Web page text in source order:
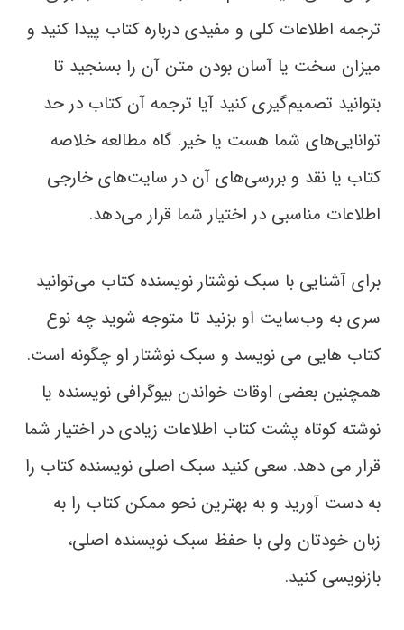
ترجمه اطلاعات کلی و مفیدی درباره کتاب پیدا کنید و
میزان سخت یا آسان بودن متن آن را بسنجید تا
بتوانید تصمیم‌گیری کنید آیا ترجمه آن کتاب در حد
توانایی‌های شما هست یا خیر. گاه مطالعه خلاصه
کتاب یا نقد و بررسی‌های آن در سایت‌های خارجی
اطلاعات مناسبی در اختیار شما قرار می‌دهد.
برای آشنایی با سبک نوشتار نویسنده کتاب می‌توانید
سری به وب‌سایت او بزنید تا متوجه شوید چه نوع
کتاب هایی می نویسد و سبک نوشتار او چگونه است.
همچنین بعضی اوقات خواندن بیوگرافی نویسنده یا
نوشته کوتاه پشت کتاب اطلاعات زیادی در اختیار شما
قرار می دهد. سعی کنید سبک اصلی نویسنده کتاب را
به دست آورید و به بهترین نحو ممکن کتاب را به
زبان خودتان ولی با حفظ سبک نویسنده اصلی،
بازنویسی کنید.